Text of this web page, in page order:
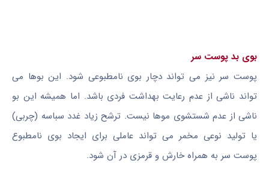
بوی بد پوست سر
پوست سر نیز می تواند دچار بوی نامطبوعی شود. این بوها می
تواند ناشی از عدم رعایت بهداشت فردی باشد. اما همیشه این بو
ناشی از عدم شستشوی موها نیست. ترشح زیاد غدد سباسه (چربی)
یا تولید نوعی مخمر می تواند عاملی برای ایجاد بوی نامطبوع
پوست سر به همراه خارش و قرمزی در آن شود.